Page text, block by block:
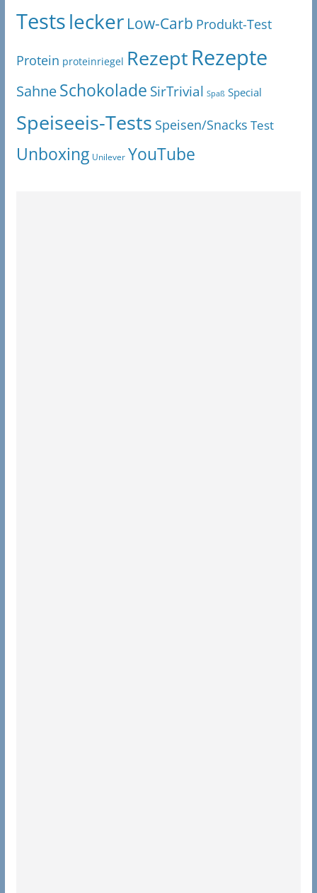
Testslecker Low-Carb Produkt-Test
Protein proteinriegel RezeptRezepte
SahneSchokolade SirTrivial Spaß Special
Speiseeis-Tests Speisen/Snacks Test
Unboxing Unilever YouTube